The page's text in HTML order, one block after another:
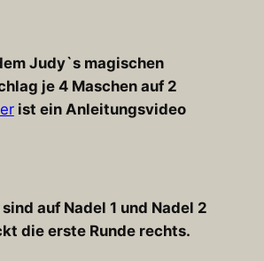
Judy`s magischen
je 4 Maschen auf 2
ist ein Anleitungsvideo
auf Nadel 1 und Nadel 2
die erste Runde rechts.